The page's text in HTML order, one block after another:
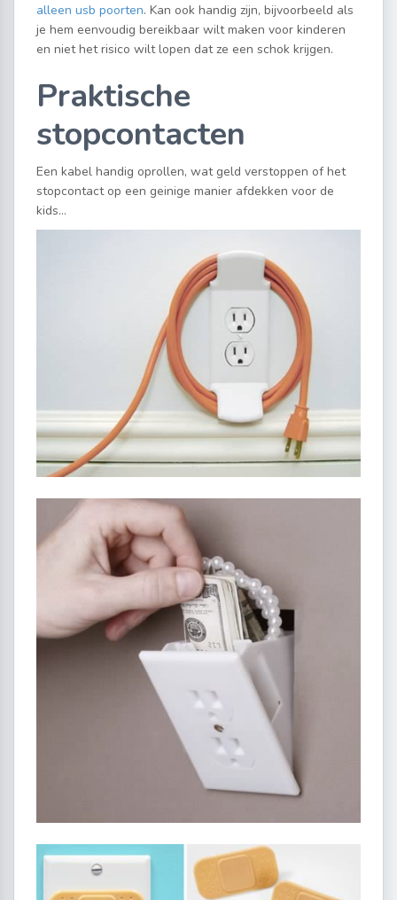
alleen usb poorten. Kan ook handig zijn, bijvoorbeeld als
je hem eenvoudig bereikbaar wilt maken voor kinderen
en niet het risico wilt lopen dat ze een schok krijgen.
Praktische
stopcontacten
Een kabel handig oprollen, wat geld verstoppen of het
stopcontact op een geinige manier afdekken voor de
kids…